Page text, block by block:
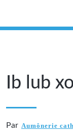
Ib lub
Par Aumônerie